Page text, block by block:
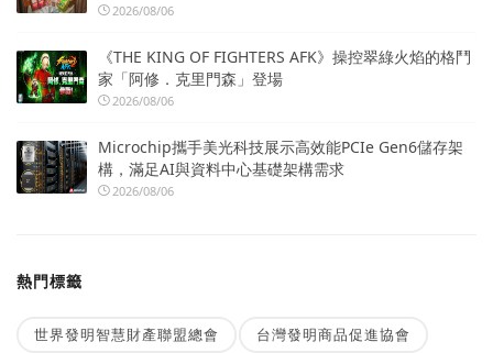
2026/08/06
《THE KING OF FIGHTERS AFK》操控翠綠火焰的格鬥
家「阿修．克里門森」登場
2026/08/06
Microchip攜手美光科技展示高效能PCIe Gen6儲存架
構，滿足AI與資料中心基礎架構需求
2026/08/06
熱門標籤
世界發明智慧財產聯盟總會 台灣發明商品促進協會